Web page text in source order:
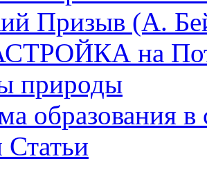
Призыв (А.
на
природы
образования